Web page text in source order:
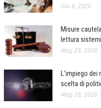
ECONOMIA DELL’ARTE
HUMAN RESOURCES
MARKETING
TREASURY IN FINANCIAL
Giu 4, 2026
Misure
lettura
Mag 28, 2026
L’impiego
scelta di
Mag 28, 2026